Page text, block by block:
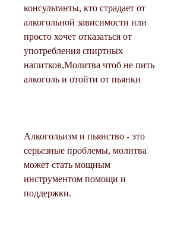
консультанты, кто страдает от
алкогольной зависимости или
просто хочет отказаться от
употребления спиртных
напитков,Молитва чтоб не пить
алкоголь и отойти от пьянки
Алкогольизм и пьянство - это
серьезные проблемы, молитва
может стать мощным
инструментом помощи и
поддержки.